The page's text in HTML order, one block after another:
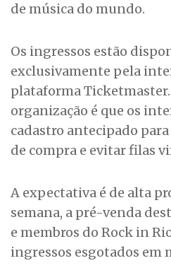
de música do mundo.
Os ingressos estão
exclusivamente pela
plataforma
organização é que os
cadastro antecipado
de compra e evitar filas
A expectativa é de alta
semana, a pré-venda
e membros do Rock in
ingressos esgotados em